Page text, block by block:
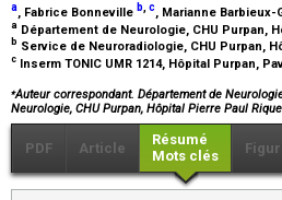
a, Fabrice Bonneville b c, Marianne Barbieux-
a Département de Neurologie, CHU Purpan,
b Service de Neuroradiologie, CHU Purpan,
c Inserm TONIC UMR 1214, Hôpital Purpan,
⁎Auteur correspondant. Département de
Neurologie, CHU Purpan, Hôpital Pierre Paul
PDF Article
Résumé
Mots clés